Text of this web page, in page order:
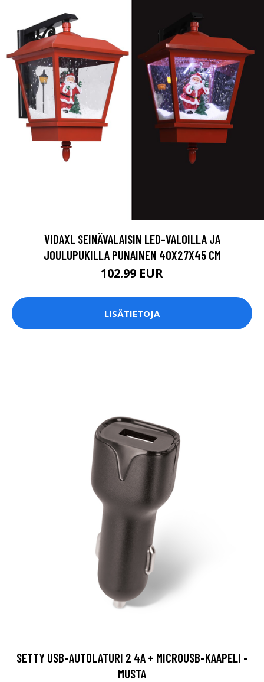
VIDAXL SEINÄVALAISIN LED-VALOILLA JA
JOULUPUKILLA PUNAINEN 40X27X45 CM
102.99 EUR
LISÄTIETOJA
SETTY USB-AUTOLATURI 2 4A + MICROUSB-KAAPELI -
MUSTA